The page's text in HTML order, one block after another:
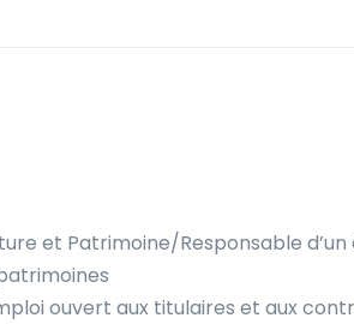
et Patrimoine/Responsable
ouvert aux titulaires et aux